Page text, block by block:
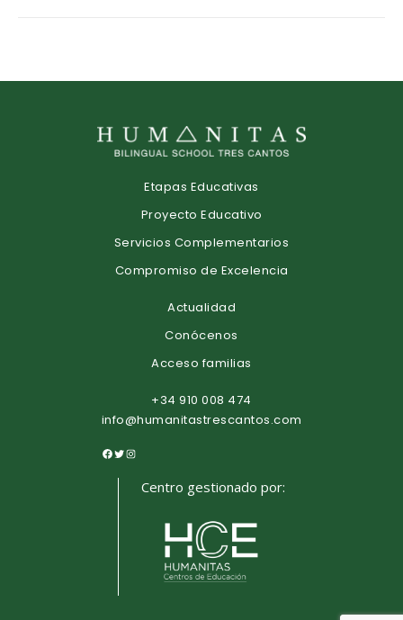
Etapas Educativas
Proyecto Educativo
Servicios Complementarios
Compromiso de Excelencia
Actualidad
Conócenos
Acceso familias
+34 910 008 474
info@humanitastrescantos.com
Centro gestionado por: